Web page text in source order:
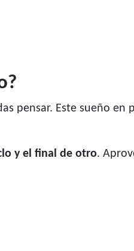
pensar. Este sueño
y el final de otro.